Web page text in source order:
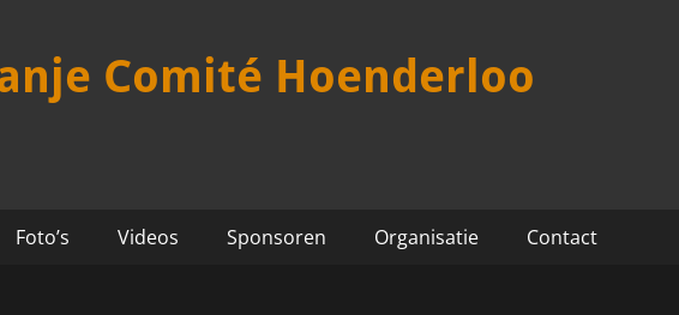
Comité Hoenderloo
Foto’s Videos Sponsoren Organisatie Contact